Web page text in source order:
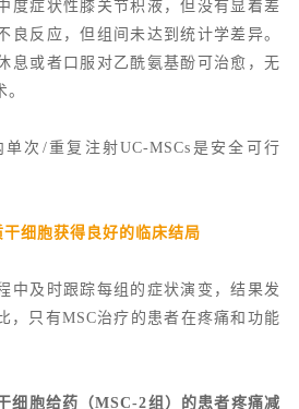
度症状性膝关节积液，但没有显着差
良反应，但组间未达到统计学差异。
息或者口服对乙酰氨基酚可治愈，无
次/重复注射UC-MSCs是安全可行
细胞获得良好的临床结局
中及时跟踪每组的症状演变，结果发
，只有MSC治疗的患者在疼痛和功能
细胞给药（MSC-2组）的患者疼痛减